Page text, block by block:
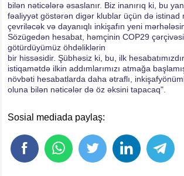
bilən nəticələrə əsaslanır. Biz inanırıq ki, bu
fəaliyyət göstərən digər klublar üçün də istinad
çevriləcək və dayanıqlı inkişafın yeni
Sözügedən hesabat, həmçinin COP29
götürdüyümüz öhdəliklərin
bir hissəsidir. Şübhəsiz ki, bu, ilk
istiqamətdə ilkin addımlarımızı atmağa
növbəti hesabatlarda daha ətraflı,
oluna bilən nəticələr də öz əksini tapacaq".
Sosial mediada paylaş: